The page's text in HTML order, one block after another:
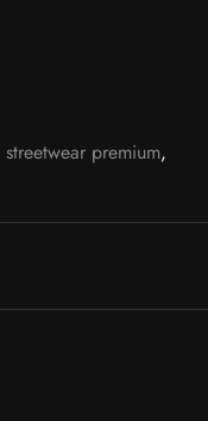
streetwear premium,